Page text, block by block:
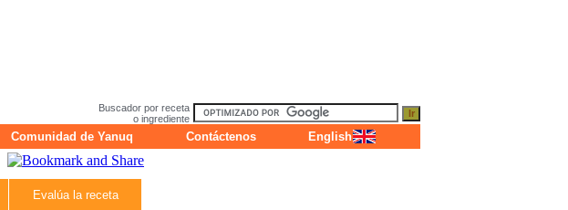
Buscador por receta
o ingrediente
Comunidad de Yanuq Contáctenos English
Evalúa la receta